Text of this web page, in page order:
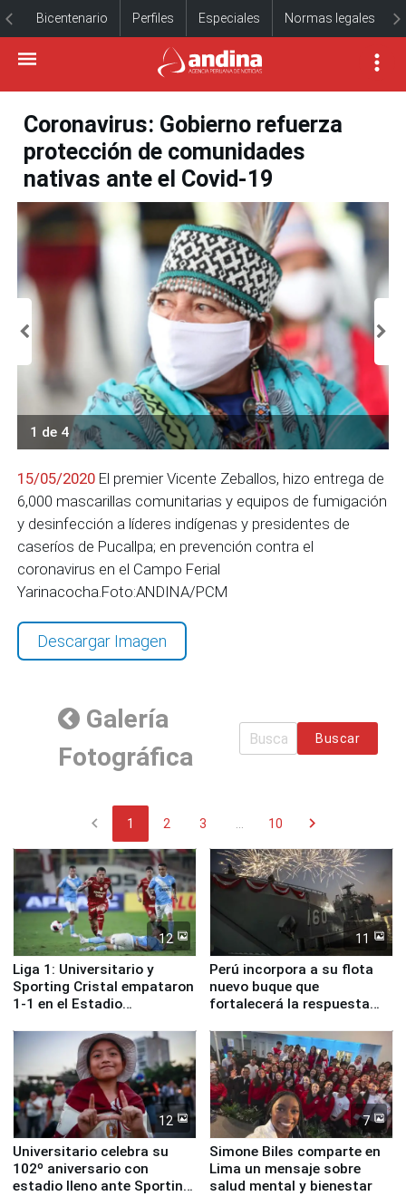
Bicentenario Perfiles Especiales Normas legales
Coronavirus: Gobierno refuerza
protección de comunidades
nativas ante el Covid-19
1 de 4
15/05/2020 El premier Vicente Zeballos, hizo entrega de
6,000 mascarillas comunitarias y equipos de fumigación
y desinfección a líderes indígenas y presidentes de
caseríos de Pucallpa; en prevención contra el
coronavirus en el Campo Ferial
Yarinacocha.Foto:ANDINA/PCM
Descargar Imagen
Galería
Fotográfica
Buscar
chevron_left 1 2 3 10 chevron_right
12
Liga 1: Universitario y
Sporting Cristal empataron
1-1 en el Estadio
11
Perú incorpora a su flota
nuevo buque que
fortalecerá la respuesta
12
Universitario celebra su
102º aniversario con
estadio lleno ante Sporting
7
Simone Biles comparte en
Lima un mensaje sobre
salud mental y bienestar